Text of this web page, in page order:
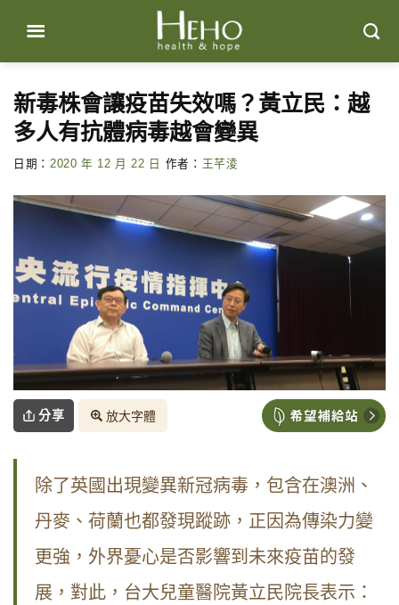
content
新毒株會讓疫苗失效嗎？黃立民：越
多人有抗體病毒越會變異
日期： 2020 年 12 月 22 日 作者： 王芊淩
分享 放大字體
除了英國出現變異新冠病毒，包含在澳洲、
丹麥、荷蘭也都發現蹤跡，正因為傳染力變
更強，外界憂心是否影響到未來疫苗的發
展，對此，台大兒童醫院黃立民院長表示：